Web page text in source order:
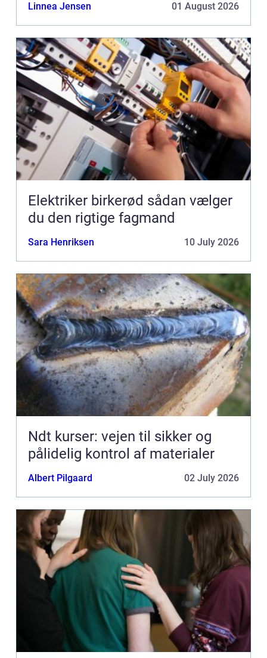
Linnea Jensen 01 August 2026
Elektriker birkerød sådan vælger
du den rigtige fagmand
Sara Henriksen 10 July 2026
Ndt kurser: vejen til sikker og
pålidelig kontrol af materialer
Albert Pilgaard 02 July 2026